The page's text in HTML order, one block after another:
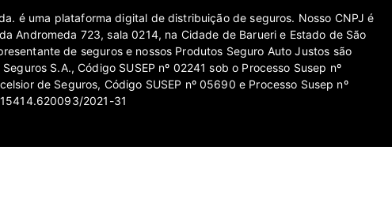
é uma plataforma digital de distribuição de seguros. Nosso CNPJ é
Andromeda 723, sala 0214, na Cidade de Barueri e Estado de São
de seguros e nossos Produtos Seguro Auto Justos são
S.A., Código SUSEP nº 02241 sob o Processo Susep nº
de Seguros, Código SUSEP nº 05690 e Processo Susep nº
15414.620093/2021-31